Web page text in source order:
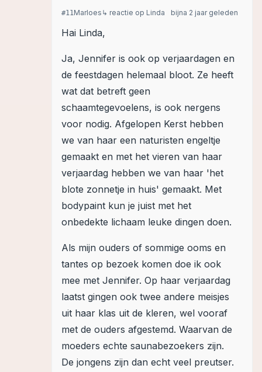
#11Marloes ↳ reactie op Linda bijna 2 jaar geleden
Hai Linda,
Ja, Jennifer is ook op verjaardagen en
de feestdagen helemaal bloot. Ze heeft
wat dat betreft geen
schaamtegevoelens, is ook nergens
voor nodig. Afgelopen Kerst hebben
we van haar een naturisten engeltje
gemaakt en met het vieren van haar
verjaardag hebben we van haar 'het
blote zonnetje in huis' gemaakt. Met
bodypaint kun je juist met het
onbedekte lichaam leuke dingen doen.
Als mijn ouders of sommige ooms en
tantes op bezoek komen doe ik ook
mee met Jennifer. Op haar verjaardag
laatst gingen ook twee andere meisjes
uit haar klas uit de kleren, wel vooraf
met de ouders afgestemd. Waarvan de
moeders echte saunabezoekers zijn.
De jongens zijn dan echt veel preutser.